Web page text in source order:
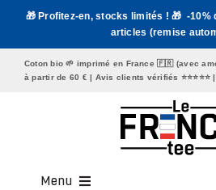
Passer🎁 Profitez-en, stocks limités ! 🎁 -10%
articles (remise
Coton bio 🌱 imprimé en France 🇫🇷 (avec
à partir de 60 € | Avis clients vérifiés
Menu